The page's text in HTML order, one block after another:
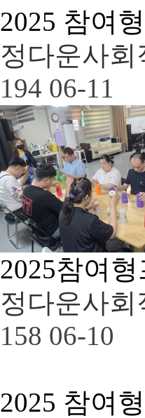
2025 참여
정다운사
194 06-11
2025참여
정다운사
158 06-10
2025 참여